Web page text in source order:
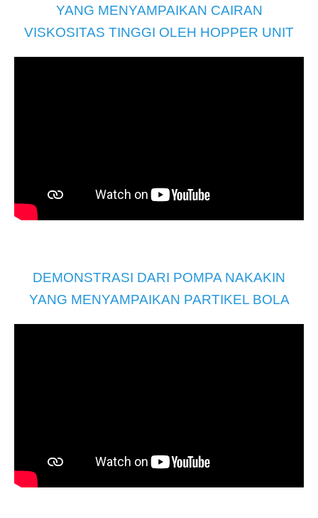
YANG MENYAMPAIKAN CAIRAN
VISKOSITAS TINGGI OLEH HOPPER UNIT
DEMONSTRASI DARI POMPA NAKAKIN
YANG MENYAMPAIKAN PARTIKEL BOLA